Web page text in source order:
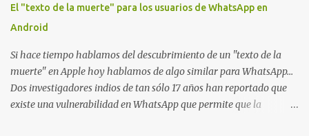
El "texto de la muerte" para los usuarios de WhatsApp en
Android
Si hace tiempo hablamos del descubrimiento de un "texto de la
muerte" en Apple hoy hablamos de algo similar para WhatsApp...
Dos investigadores indios de tan sólo 17 años han reportado que
existe una vulnerabilidad en WhatsApp que permite que la